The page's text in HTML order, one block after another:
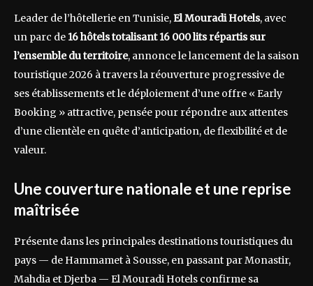
Leader de l’hôtellerie en Tunisie,El Mouradi Hotels, avec
un parc de 16 hôtels totalisant 16 000 lits répartis sur
l’ensemble du territoire, annonce le lancement de la saison
touristique 2026 à travers la réouverture progressive de
ses établissements et le déploiement d’une offre « Early
Booking » attractive, pensée pour répondre aux attentes
d’une clientèle en quête d’anticipation, de flexibilité et de
valeur.
Une couverture nationale et une reprise
maîtrisée
Présente dans les principales destinations touristiques du
pays — de Hammamet à Sousse, en passant par Monastir,
Mahdia et Djerba — El Mouradi Hotels confirme sa